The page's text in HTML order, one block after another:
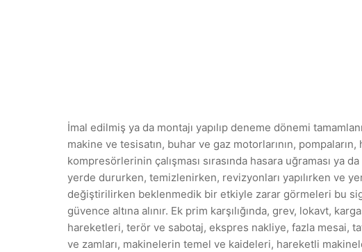
İmal edilmiş ya da montajı yapılıp deneme dönemi
makine ve tesisatın, buhar ve gaz motorlarının, pompaların,
kompresörlerinin çalışması sırasında hasara uğraması ya
yerde dururken, temizlenirken, revizyonları yapılırken ve
değiştirilirken beklenmedik bir etkiyle zarar görmeleri bu
güvence altına alınır. Ek prim karşılığında, grev, lokavt,
hareketleri, terör ve sabotaj, ekspres nakliye, fazla mesai,
ve zamları, makinelerin temel ve kaideleri, hareketli